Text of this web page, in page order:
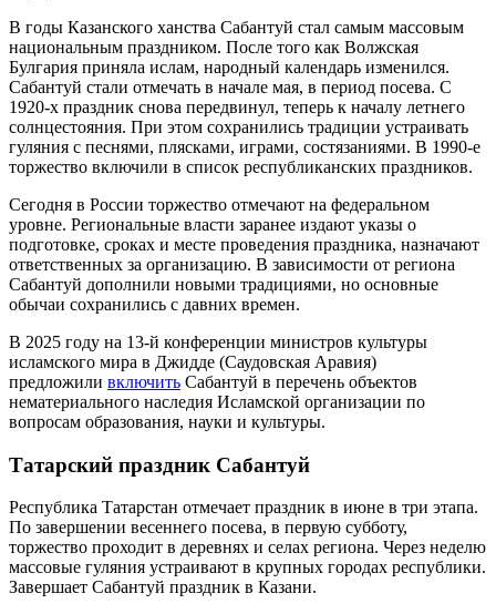
В годы Казанского ханства Сабантуй стал самым массовым
национальным праздником. После того как Волжская
Булгария приняла ислам, народный календарь изменился.
Сабантуй стали отмечать в начале мая, в период посева. С
1920-х праздник снова передвинул, теперь к началу летнего
солнцестояния. При этом сохранились традиции устраивать
гуляния с песнями, плясками, играми, состязаниями. В 1990-е
торжество включили в список республиканских праздников.
Сегодня в России торжество отмечают на федеральном
уровне. Региональные власти заранее издают указы о
подготовке, сроках и месте проведения праздника, назначают
ответственных за организацию. В зависимости от региона
Сабантуй дополнили новыми традициями, но основные
обычаи сохранились с давних времен.
В 2025 году на 13-й конференции министров культуры
исламского мира в Джидде (Саудовская Аравия)
предложили включить Сабантуй в перечень объектов
нематериального наследия Исламской организации по
вопросам образования, науки и культуры.
Татарский праздник Сабантуй
Республика Татарстан отмечает праздник в июне в три этапа.
По завершении весеннего посева, в первую субботу,
торжество проходит в деревнях и селах региона. Через неделю
массовые гуляния устраивают в крупных городах республики.
Завершает Сабантуй праздник в Казани.